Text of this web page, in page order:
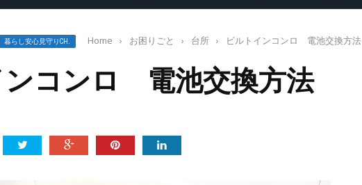
暮らし安心見守りCH. Home › お困りごと › 台所 › ビルトインコンロ 電池交換方法
ンコンロ 電池交換方法